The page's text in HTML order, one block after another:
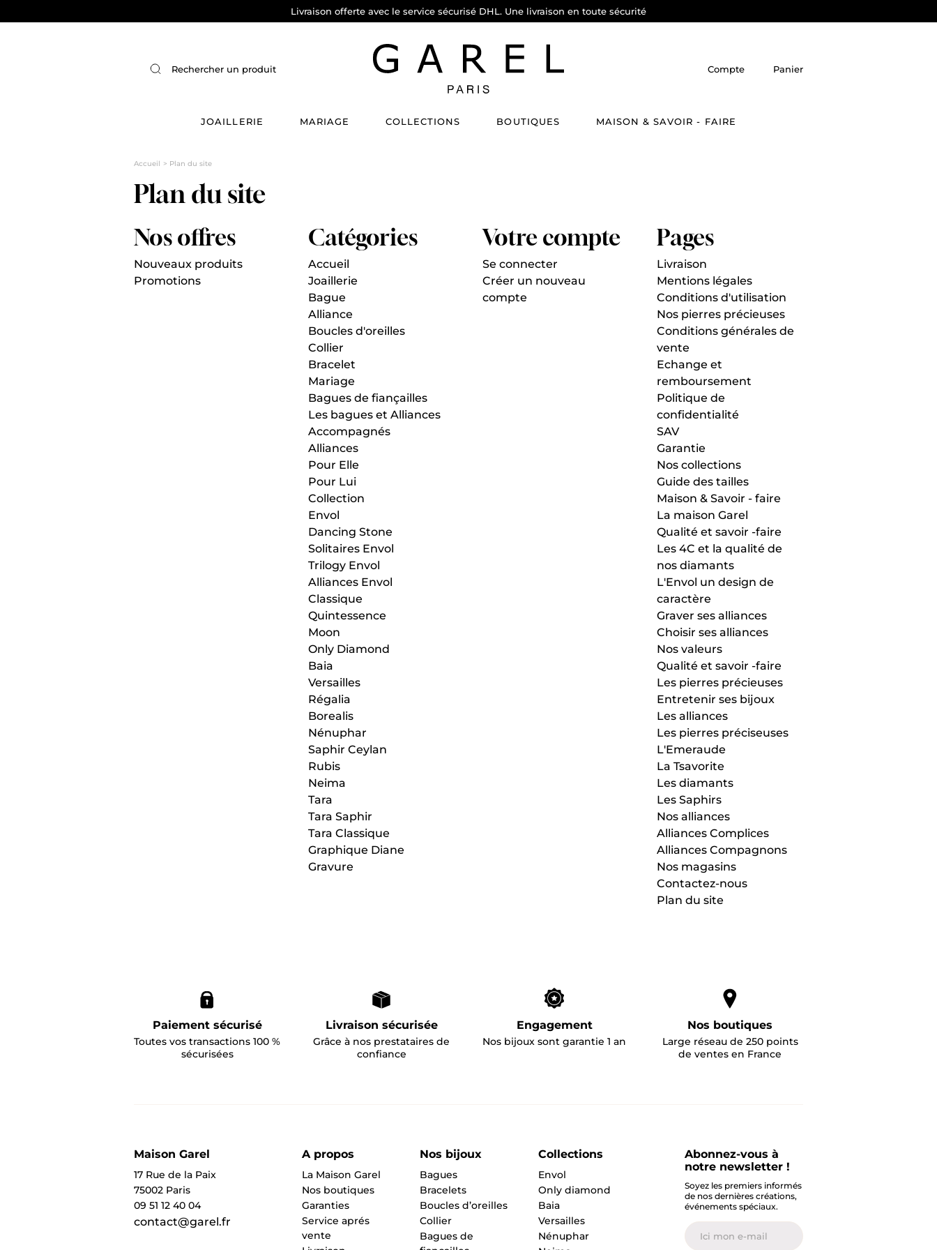
Livraison offerte avec le service sécurisé DHL. Une livraison en toute sécurité
Compte Panier
JOAILLERIE MARIAGE COLLECTIONS BOUTIQUES MAISON & SAVOIR - FAIRE
Accueil Plan du site
Plan du site
Nos offres
Nouveaux produits
Promotions
Catégories
Accueil
Joaillerie
Bague
Alliance
Boucles d'oreilles
Collier
Bracelet
Mariage
Bagues de fiançailles
Les bagues et Alliances
Accompagnés
Alliances
Pour Elle
Pour Lui
Collection
Envol
Dancing Stone
Solitaires Envol
Trilogy Envol
Alliances Envol
Classique
Quintessence
Moon
Only Diamond
Baia
Versailles
Régalia
Borealis
Nénuphar
Saphir Ceylan
Rubis
Neima
Tara
Tara Saphir
Tara Classique
Graphique Diane
Gravure
Votre compte
Se connecter
Créer un nouveau
compte
Pages
Livraison
Mentions légales
Conditions d'utilisation
Nos pierres précieuses
Conditions générales de
vente
Echange et
remboursement
Politique de
confidentialité
SAV
Garantie
Nos collections
Guide des tailles
Maison & Savoir - faire
La maison Garel
Qualité et savoir -faire
Les 4C et la qualité de
nos diamants
L'Envol un design de
caractère
Graver ses alliances
Choisir ses alliances
Nos valeurs
Qualité et savoir -faire
Les pierres précieuses
Entretenir ses bijoux
Les alliances
Les pierres préciseuses
L'Emeraude
La Tsavorite
Les diamants
Les Saphirs
Nos alliances
Alliances Complices
Alliances Compagnons
Nos magasins
Contactez-nous
Plan du site
Paiement sécurisé
Toutes vos transactions 100 %
sécurisées
Livraison sécurisée
Grâce à nos prestataires de
confiance
Engagement
Nos bijoux sont garantie 1 an
Nos boutiques
Large réseau de 250 points
de ventes en France
Maison Garel
17 Rue de la Paix
75002 Paris
09 51 12 40 04
contact@garel.fr
A propos
La Maison Garel
Nos boutiques
Garanties
Service aprés
vente
Nos bijoux
Bagues
Bracelets
Boucles d’oreilles
Collier
Bagues de
Collections
Envol
Only diamond
Baia
Versailles
Nénuphar
Abonnez-vous à
notre newsletter !
Soyez les premiers informés
de nos dernières créations,
événements spéciaux.